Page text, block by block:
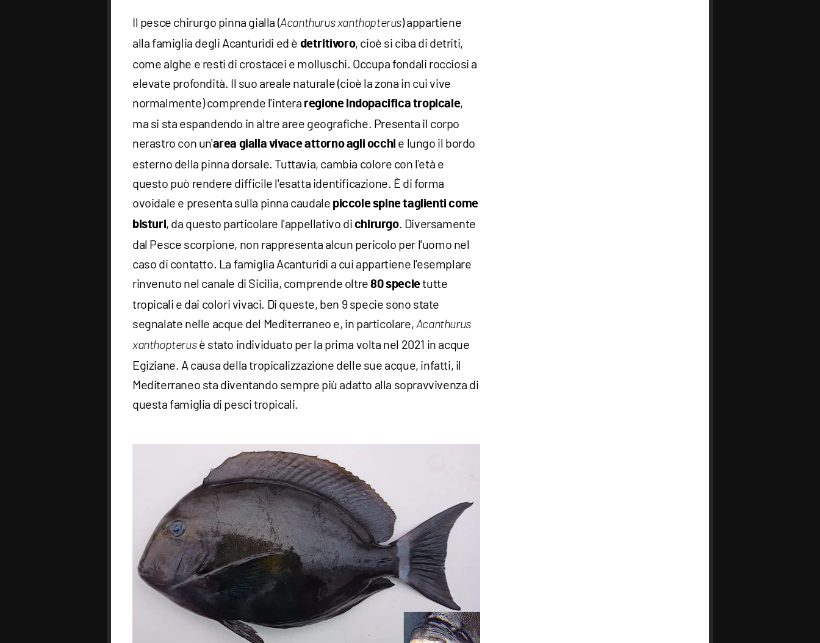
Il pesce chirurgo pinna gialla (Acanthurus xanthopterus) appartiene
alla famiglia degli Acanturidi ed è detritivoro, cioè si ciba di detriti,
come alghe e resti di crostacei e molluschi. Occupa fondali rocciosi a
elevate profondità. Il suo areale naturale (cioè la zona in cui vive
normalmente) comprende l'intera regione indopacifica tropicale,
ma si sta espandendo in altre aree geografiche. Presenta il corpo
nerastro con un'area gialla vivace attorno agli occhi e lungo il bordo
esterno della pinna dorsale. Tuttavia, cambia colore con l'età e
questo può rendere difficile l'esatta identificazione. È di forma
ovoidale e presenta sulla pinna caudale piccole spine taglienti come
bisturi, da questo particolare l'appellativo di chirurgo. Diversamente
dal Pesce scorpione, non rappresenta alcun pericolo per l'uomo nel
caso di contatto. La famiglia Acanturidi a cui appartiene l'esemplare
rinvenuto nel canale di Sicilia, comprende oltre 80 specietutte
tropicali e dai colori vivaci. Di queste, ben 9 specie sono state
segnalate nelle acque del Mediterraneo e, in particolare, Acanthurus
xanthopterusè stato individuato per la prima volta nel 2021 in acque
Egiziane. A causa della tropicalizzazione delle sue acque, infatti, il
Mediterraneo sta diventando sempre più adatto alla sopravvivenza di
questa famiglia di pesci tropicali.